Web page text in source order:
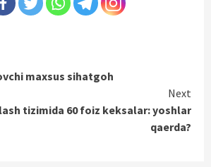
maxsus sihatgoh
Next
tizimida 60 foiz keksalar: yoshlar
qaerda?